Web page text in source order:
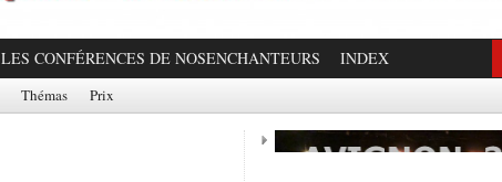
LES CONFÉRENCES DE NOSENCHANTEURS INDEX
Thémas Prix